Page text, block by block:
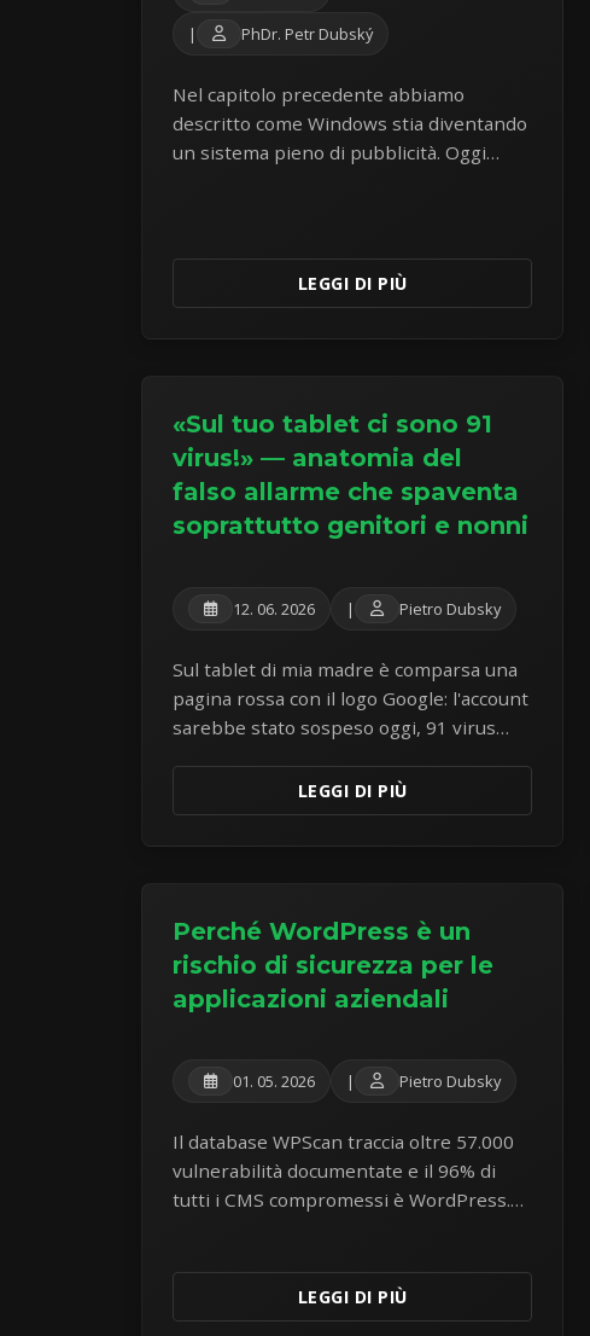
|
PhDr. Petr Dubský
Nel capitolo precedente abbiamo
descritto come Windows stia diventando
un sistema pieno di pubblicità. Oggi
Microsoft 365.
LEGGI DI PIÙ
«Sul tuo tablet ci sono 91
virus!» — anatomia del
falso allarme che spaventa
soprattutto genitori e nonni
12. 06. 2026 | Pietro Dubsky
Sul tablet di mia madre è comparsa una
pagina rossa con il logo Google: l'account
sarebbe stato sospeso oggi, 91 virus
offriva una «pulizia gratuita». Il tablet era
perfettamente sano — l'intero attacco
era la pagina stessa. La dissezione di un
LEGGI DI PIÙ
Perché WordPress è un
rischio di sicurezza per le
applicazioni aziendali
01. 05. 2026 | Pietro Dubsky
Il database WPScan traccia oltre 57.000
vulnerabilità documentate e il 96% di
tutti i CMS compromessi è WordPress.
applicazioni aziendali sul CMS più
attaccato al mondo.
LEGGI DI PIÙ